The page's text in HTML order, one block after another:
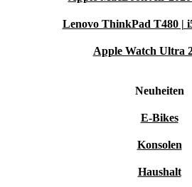
Lenovo ThinkPad T480 |
Apple Watch Ultra
Neuheiten
E-Bikes
Konsolen
Haushalt